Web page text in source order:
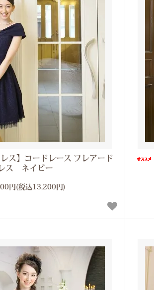
レス】コードレース フレアード
ス ネイビー
円(税込13,200円)